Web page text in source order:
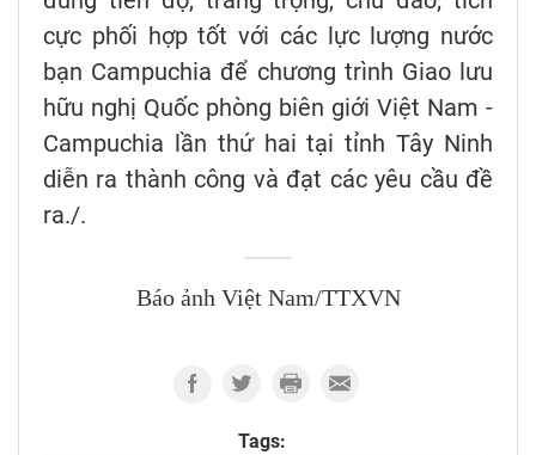
cực phối hợp tốt với các lực lượng nước
bạn Campuchia để chương trình Giao lưu
hữu nghị Quốc phòng biên giới Việt Nam -
Campuchia lần thứ hai tại tỉnh Tây Ninh
diễn ra thành công và đạt các yêu cầu đề
ra./.
Báo ảnh Việt Nam/TTXVN
Tags: